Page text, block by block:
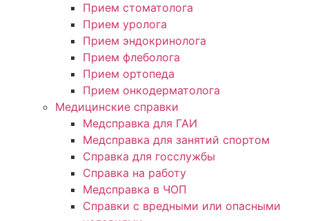
Прием стоматолога
Прием уролога
Прием эндокринолога
Прием флеболога
Прием ортопеда
Прием онкодерматолога
Медицинские справки
Медсправка для ГАИ
Медсправка для занятий спортом
Справка для госслужбы
Справка на работу
Медсправка в ЧОП
Справки с вредными или опасными